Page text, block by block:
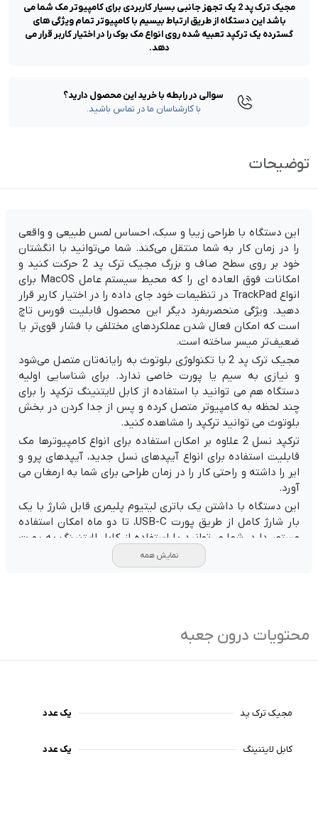
مجیک ترک پد 2 یک تجهز جانبی بسیار کاربردی برای کامپیوتر مک شما می
باشد این دستگاه از طریق ارتباط بیسیم با کامپیوتر تمام ویژگی های
گسترده یک ترکپد تعبیه شده روی انواع مک بوک را در اختیار کاربر قرار می
دهد.
سوالی در رابطه با خرید این محصول دارید؟
با کارشناسان ما در تماس باشید.
توضیحات
این دستگاه با طراحی زیبا و سبک، احساس لمس طبیعی و واقعی
را در زمان کار به شما منتقل می‌کند. شما می‌توانید با انگشتان
خود بر روی سطح صاف و بزرگ مجیک ترک پد 2 حرکت کنید و
امکانات فوق العاده ای را که محیط سیستم عامل MacOS برای
انواع TrackPad در تنظیمات خود جای داده را در اختیار کاربر قرار
دهید. ویژگی منحصربفرد دیگر این محصول قابلیت فورس تاچ
است که امکان فعال شدن عملکردهای مختلفی با فشار قوی‌تر یا
ضعیف‌تر میسر ساخته است.
مجیک ترک پد 2 با تکنولوژی بلوتوث به رایانه‌تان متصل می‌شود
و نیازی به سیم یا پورت خاصی ندارد. برای شناسایی اولیه
دستگاه هم می توانید با استفاده از کابل لایتنینگ ترکپد را برای
چند لحظه به کامپیوتر متصل کرده و پس از جدا کردن در بخش
بلوتوث می توانید ترکپد را مشاهده کنید.
ترکپد نسل 2 علاوه بر امکان استفاده برای انواع کامپیوترها مک
قابلیت استفاده برای انواع آیپدهای نسل جدید، آیپدهای پرو و
ایر را داشته و راحتی کار را در زمان طراحی برای شما به ارمغان می
آورد.
این دستگاه با داشتن یک باتری لیتیوم پلیمری قابل شارژ با یک
بار شارژ کامل از طریق پورت USB-C، تا دو ماه امکان استفاده
مستمر دارد. شما می‌توانید با استفاده از کابل لایتنینگ به پورت
USB رایانه‌تان، مجیک ترک پد 2 را شارژ کنید. همچنین شمانمایش همه
محتویات درون جعبه
مجیک ترک پد یک عدد
کابل لایتنینگ یک عدد